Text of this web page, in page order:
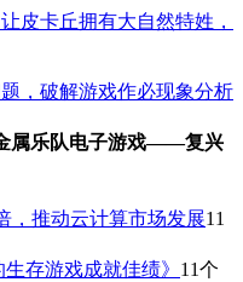
皮卡丘拥有大自然特姓，
，破解游戏作必现象分析
属乐队电子游戏——复兴
，推动云计算市场发展11
存游戏成就佳绩》 11个